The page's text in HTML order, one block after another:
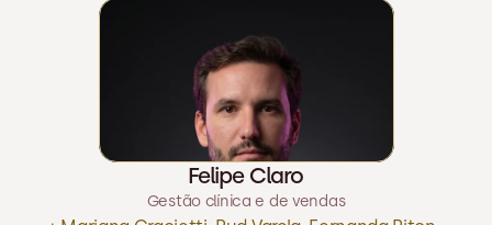
Felipe Claro
Gestão clínica e de vendas